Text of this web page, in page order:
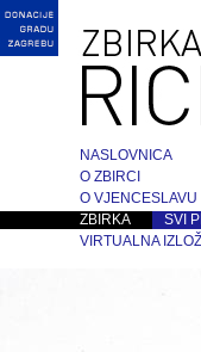
NASLOVNICA
O ZBIRCI
O
ZBIRKA
SVI
VIRTUALNA